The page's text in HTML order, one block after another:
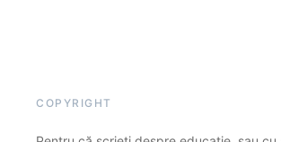
COPYRIGHT